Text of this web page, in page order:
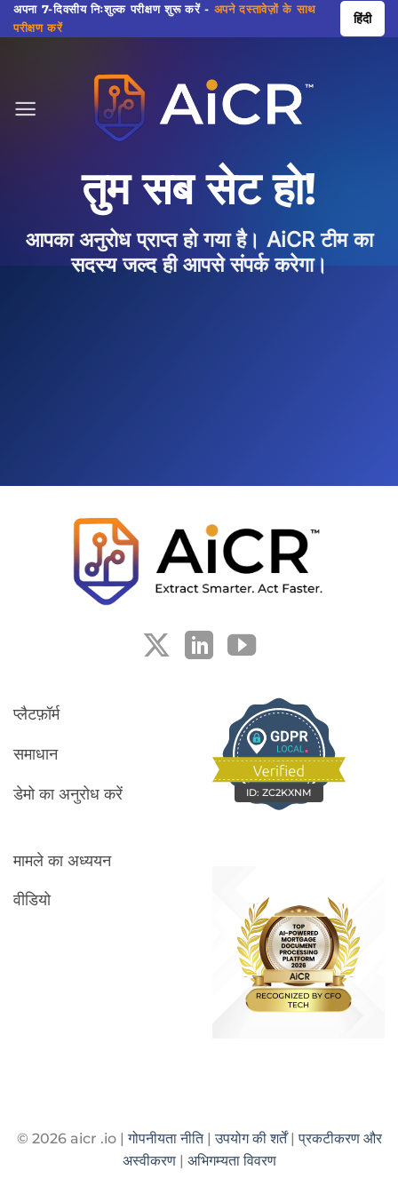
सामग्री
पर
अपना 7-दिवसीय निःशुल्क परीक्षण शुरू करें - अपने दस्तावेज़ों के साथ
परीक्षण करें
हिंदी
तुम सब सेट हो!
आपका अनुरोध प्राप्त हो गया है। AiCR टीम का
सदस्य जल्द ही आपसे संपर्क करेगा।
प्लैटफ़ॉर्म
समाधान
डेमो का अनुरोध करें
मामले का अध्ययन
वीडियो
ID: ZC2KXNM
© 2026 aicr .io |गोपनीयता नीति|उपयोग की शर्तें|प्रकटीकरण और
अस्वीकरण| अभिगम्यता विवरण